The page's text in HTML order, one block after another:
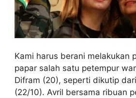
Kami harus berani melakukan
papar salah satu petempur
Difram (20), seperti dikutip
(22/10). Avril bersama ribuan